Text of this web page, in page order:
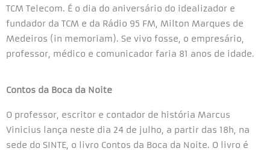
TCM Telecom. É o dia do aniversário do idealizador e
fundador da TCM e da Rádio 95 FM, Milton Marques de
Medeiros (in memoriam). Se vivo fosse, o empresário,
professor, médico e comunicador faria 81 anos de idade.
Contos da Boca da Noite
O professor, escritor e contador de história Marcus
Vinicius lança neste dia 24 de julho, a partir das 18h, na
sede do SINTE, o livro Contos da Boca da Noite. O livro é